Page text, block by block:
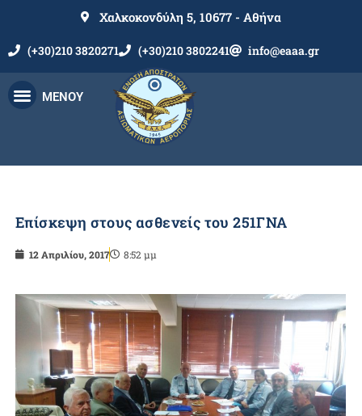
Χαλκοκονδύλη 5, 10677 - Αθήνα
(+30)210 3820271 (+30)210 3802241 info@eaaa.gr
ΜΕΝΟΥ
Επίσκεψη στους ασθενείς του 251ΓΝΑ
12 Απριλίου, 2017 8:52 μμ